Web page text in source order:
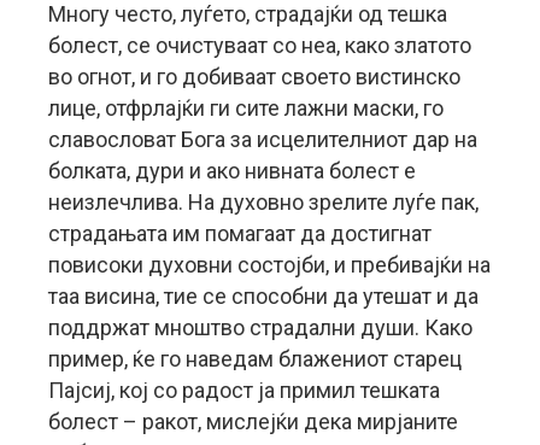
Многу често, луѓето, страдајќи од тешка
болест, се очистуваат со неа, како златото
во огнот, и го добиваат своето вистинско
лице, отфрлајќи ги сите лажни маски, го
славословат Бога за исцелителниот дар на
болката, дури и ако нивната болест е
неизлечлива. На духовно зрелите луѓе пак,
страдањата им помагаат да достигнат
повисоки духовни состојби, и пребивајќи на
таа висина, тие се способни да утешат и да
поддржат мноштво страдални души. Како
пример, ќе го наведам блажениот старец
Пајсиј, кој со радост ја примил тешката
болест – ракот, мислејќи дека мирјаните